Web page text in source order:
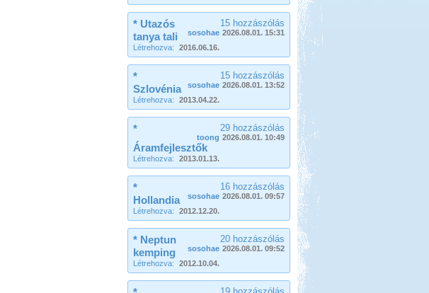
15 hozzászólás
sosohae 2026.08.01. 15:31
* Utazós
tanya tali
Létrehozva: 2016.06.16.
15 hozzászólás
sosohae 2026.08.01. 13:52
*
Szlovénia
Létrehozva: 2013.04.22.
29 hozzászólás
toong 2026.08.01. 10:49
*
Áramfejlesztők
Létrehozva: 2013.01.13.
16 hozzászólás
sosohae 2026.08.01. 09:57
*
Hollandia
Létrehozva: 2012.12.20.
20 hozzászólás
sosohae 2026.08.01. 09:52
* Neptun
kemping
Létrehozva: 2012.10.04.